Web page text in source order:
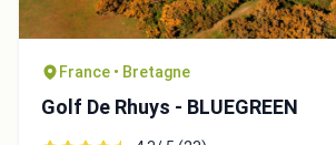
France • Bretagne
Golf De Rhuys - BLUEGREEN